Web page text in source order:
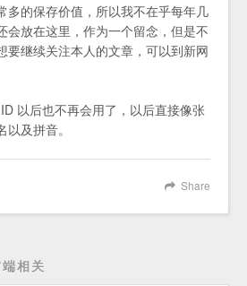
多的保存价值，所以我不在乎每年几
会放在这里，作为一个留念，但是不
要继续关注本人的文章，可以到新网
以后也不再会用了，以后直接像张
及拼音。
Share
相关